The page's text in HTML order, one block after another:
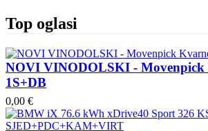
Top oglasi
NOVI VINODOLSKI - Movenpick
1S+DB
0,00 €